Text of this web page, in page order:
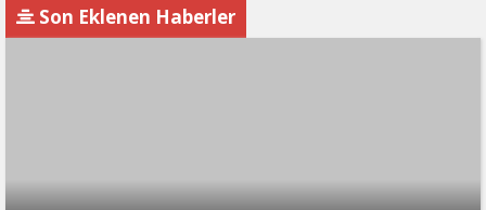
Son Eklenen Haberler